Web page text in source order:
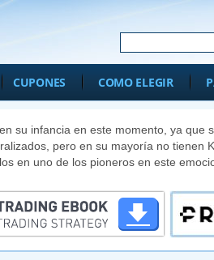
CUPONES COMO ELEGIR
su infancia en este momento, ya que
pero en su mayoría no tienen
en uno de los pioneros en este